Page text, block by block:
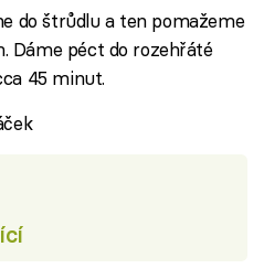
do štrůdlu a ten pomažeme
Dáme péct do rozehřáté
45 minut.